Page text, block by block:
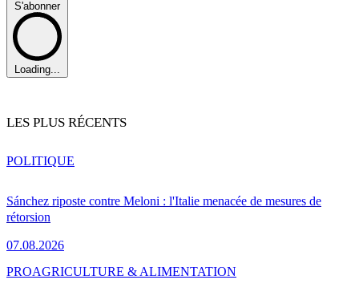
S'abonner
Loading...
LES PLUS RÉCENTS
Sánchez riposte contre Meloni : l'Italie menacée de mesures de
rétorsion
07.08.2026
POLITIQUE
PROAGRICULTURE & ALIMENTATION